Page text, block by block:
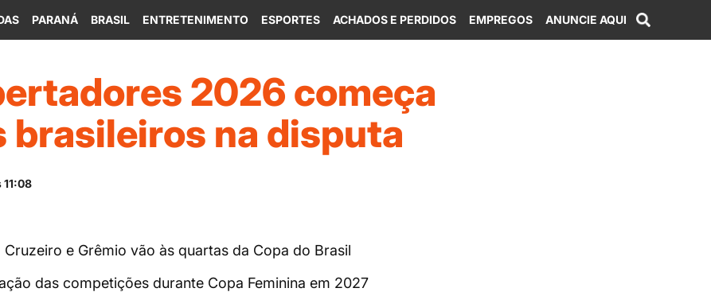
PARANÁ BRASIL ENTRETENIMENTO ESPORTES ACHADOS E PERDIDOS EMPREGOS ANUNCIE AQUI
2026 começa
brasileiros na disputa
e Grêmio vão às quartas da Copa do Brasil
das competições durante Copa Feminina em 2027